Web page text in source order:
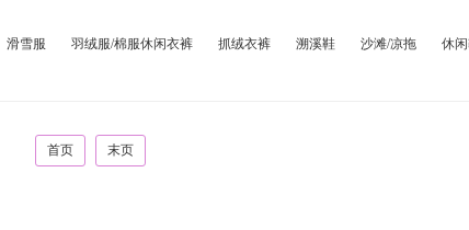
滑雪服 羽绒服/棉服休闲衣裤 抓绒衣裤 溯溪鞋 沙滩/凉拖 休
首页 末页